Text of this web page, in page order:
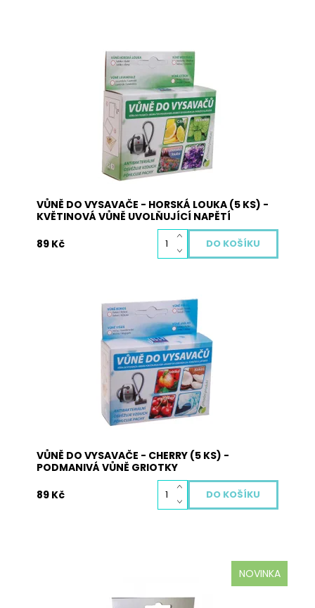
Vůně do vysavače je vyrobena z přírodních
materiálů a neobsahuje žádné nebezpečné
látky. Pohlcuje pachy, osvěžuje vzduch a plní
antibakteriální funkci. Použití: vysypte obsah
sáčků s vůní na podlahu a obsah vysajte. Při
zahřátí obsahu sáčku dojde k uvolnění...
Skladem
3005
VŮNĚ DO VYSAVAČE - HORSKÁ LOUKA (5 KS) -
KVĚTINOVÁ VŮNĚ UVOLŇUJÍCÍ NAPĚTÍ
89 Kč
Vůně do vysavače je vyrobena z přírodních
materiálů a neobsahuje žádné nebezpečné
látky. Pohlcuje pachy, osvěžuje vzduch a plní
antibakteriální funkci. Použití: vysypte obsah
sáčků s vůní na podlahu a obsah vysajte. Při
zahřátí obsahu sáčku dojde k uvolnění...
Skladem
3017
VŮNĚ DO VYSAVAČE - CHERRY (5 KS) -
PODMANIVÁ VŮNĚ GRIOTKY
89 Kč
NOVINKA
Vůně do vysavače MIX (levandule, cherry, horská